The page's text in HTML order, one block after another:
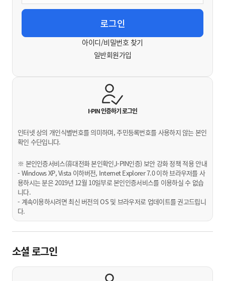
아이디/비밀번호 찾기
일반회원가입
I-PIN 인증하기로그인
인터넷 상의 개인식별번호를 의미하며, 주민등록번호를 사용하지 않는 본인
확인 수단입니다.
※ 본인인증서비스(휴대전화 본인확인,I-PIN인증) 보안 강화 정책 적용 안내
- Windows XP, Vista 이하버전, Internet Explorer 7.0 이하 브라우저를 사
용하시는 분은 2019년 12월 10일부로 본인인증서비스를 이용하실 수 없습
니다.
- 계속이용하시려면 최신 버전의 OS 및 브라우저로 업데이트를 권고드립니
다.
소셜 로그인